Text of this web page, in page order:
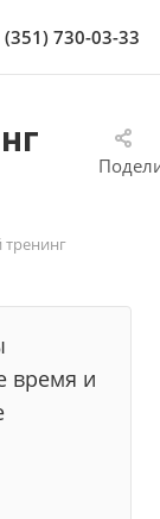
(351) 730-03-33
время и